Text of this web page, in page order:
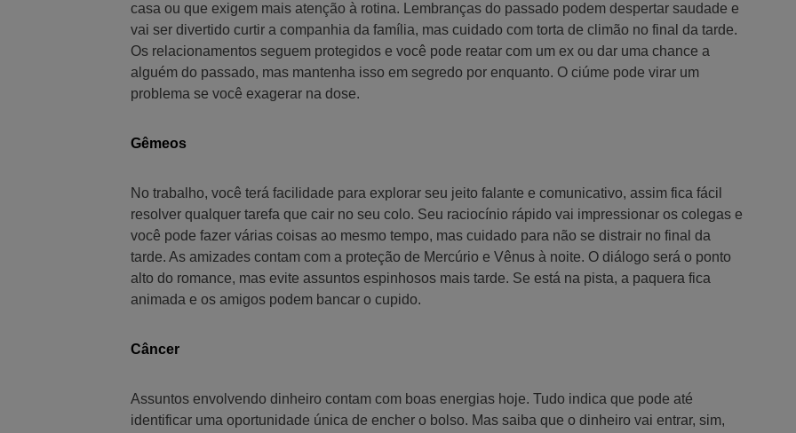
casa ou que exigem mais atenção à rotina. Lembranças do passado podem despertar saudade e
vai ser divertido curtir a companhia da família, mas cuidado com torta de climão no final da tarde.
Os relacionamentos seguem protegidos e você pode reatar com um ex ou dar uma chance a
alguém do passado, mas mantenha isso em segredo por enquanto. O ciúme pode virar um
problema se você exagerar na dose.
Gêmeos
No trabalho, você terá facilidade para explorar seu jeito falante e comunicativo, assim fica fácil
resolver qualquer tarefa que cair no seu colo. Seu raciocínio rápido vai impressionar os colegas e
você pode fazer várias coisas ao mesmo tempo, mas cuidado para não se distrair no final da
tarde. As amizades contam com a proteção de Mercúrio e Vênus à noite. O diálogo será o ponto
alto do romance, mas evite assuntos espinhosos mais tarde. Se está na pista, a paquera fica
animada e os amigos podem bancar o cupido.
Câncer
Assuntos envolvendo dinheiro contam com boas energias hoje. Tudo indica que pode até
identificar uma oportunidade única de encher o bolso. Mas saiba que o dinheiro vai entrar, sim,